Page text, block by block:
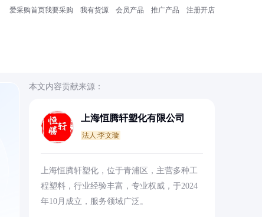
爱采购首页我要采购 我有货源 会员产品 推广产品 注册开店
本文内容贡献来源：
上海恒腾轩塑化有限公司
法人:李文璇
上海恒腾轩塑化，位于青浦区，主营多种工
程塑料，行业经验丰富，专业权威，于2024
年10月成立，服务领域广泛。